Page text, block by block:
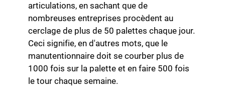
articulations, en sachant que de
nombreuses entreprises procèdent au
cerclage de plus de 50 palettes chaque jour.
Ceci signifie, en d'autres mots, que le
manutentionnaire doit se courber plus de
1000 fois sur la palette et en faire 500 fois
le tour chaque semaine.